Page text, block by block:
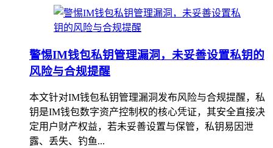
警惕IM钱包私钥管理漏洞，未妥善设置私钥的
风险与合规提醒
本文针对IM钱包私钥管理漏洞发布风险与合规提醒，私
钥是IM钱包数字资产控制权的核心凭证，其安全直接决
定用户财产权益，若未妥善设置与保管，私钥易因泄
露、丢失、钓鱼...